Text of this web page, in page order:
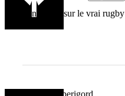
bon article sur le vrai rugby
Latruffeduperigord